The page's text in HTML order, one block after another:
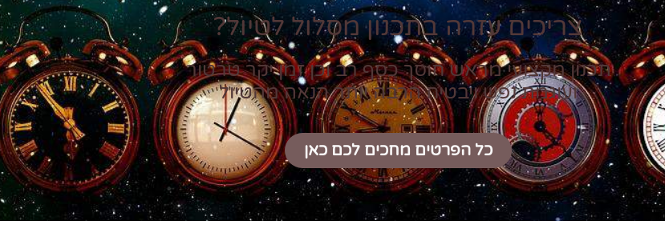
צריכים עזרה בתכנון מסלול לטיול?
תכנון מקצועי מראש חוסך כסף רב וכן זמן יקר טרטור
ועוגמת נפש ויבטיח הרבה יותר הנאה מהטיול
כל הפרטים מחכים לכם כאן